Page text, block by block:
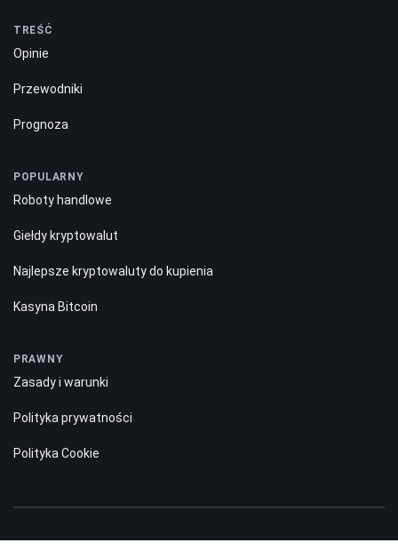
TREŚĆ
Opinie
Przewodniki
Prognoza
POPULARNY
Roboty handlowe
Giełdy kryptowalut
Najlepsze kryptowaluty do kupienia
Kasyna Bitcoin
PRAWNY
Zasady i warunki
Polityka prywatności
Polityka Cookie